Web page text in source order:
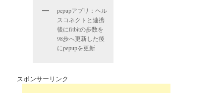
pepupアプリ：ヘル
スコネクトと連携
後にfitbitの歩数を
98歩へ更新した後
にpepupを更新
スポンサーリンク